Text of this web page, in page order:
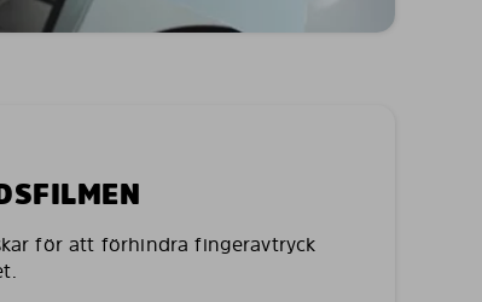
för att förhindra fingeravtryck